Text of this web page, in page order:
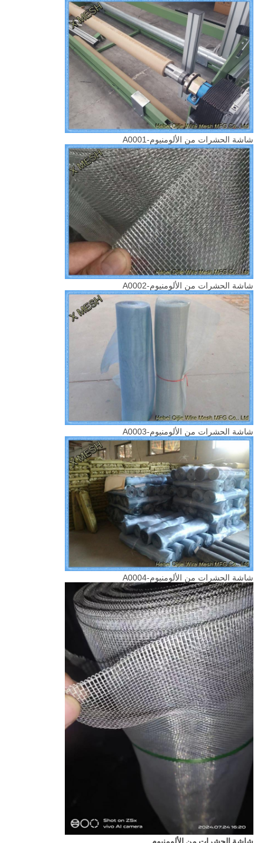
شاشة الحشرات من الألومنيوم-A0001
شاشة الحشرات من الألومنيوم-A0002
شاشة الحشرات من الألومنيوم-A0003
شاشة الحشرات من الألومنيوم-A0004
شاشة الحشرات من الألومنيوم